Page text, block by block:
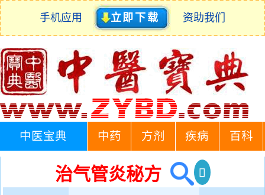
手机应用 立即下载 资助我们
中医宝典 中药 方剂 疾病 百科
治气管炎秘方